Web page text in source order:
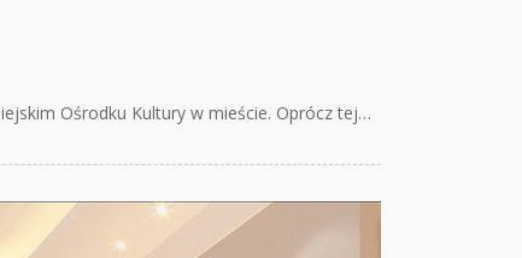
Ośrodku Kultury w mieście. Oprócz tej…